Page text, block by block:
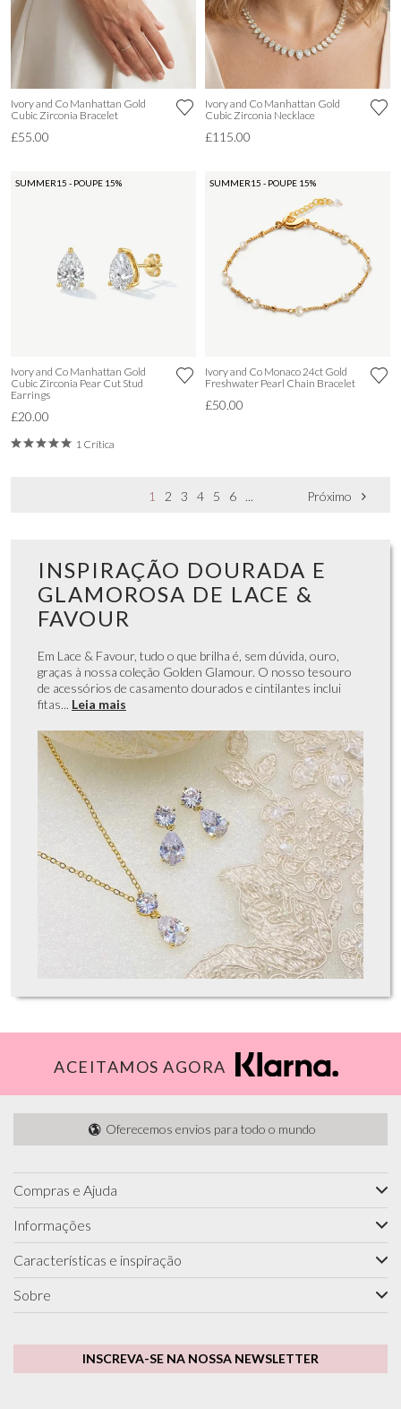
Ivory and Co Manhattan Gold
Cubic Zirconia Bracelet
£55.00
Ivory and Co Manhattan Gold
Cubic Zirconia Necklace
£115.00
SUMMER15 - POUPE 15%
Ivory and Co Manhattan Gold
Cubic Zirconia Pear Cut Stud
Earrings
£20.00
1 Crítica
SUMMER15 - POUPE 15%
Ivory and Co Monaco 24ct Gold
Freshwater Pearl Chain Bracelet
£50.00
1 2 3 4 5 6 ... Próximo
INSPIRAÇÃO DOURADA E
GLAMOROSA DE LACE &
FAVOUR
Em Lace & Favour, tudo o que brilha é, sem dúvida, ouro,
graças à nossa coleção Golden Glamour. O nosso tesouro
de acessórios de casamento dourados e cintilantes inclui
fitas... Leia mais
ACEITAMOS AGORA
Oferecemos envios para todo o mundo
Compras e Ajuda
Informações
Características e inspiração
Sobre
INSCREVA-SE NA NOSSA NEWSLETTER